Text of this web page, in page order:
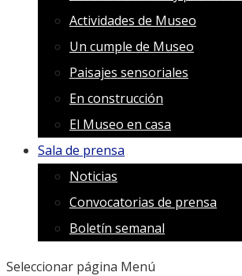
Actividades de Museo
Un cumple de Museo
Paisajes sensoriales
En construcción
El Museo en casa
Sala de prensa
Noticias
Convocatorias de prensa
Boletín semanal
Seleccionar página Menú